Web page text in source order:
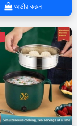
অর্ডার করুন